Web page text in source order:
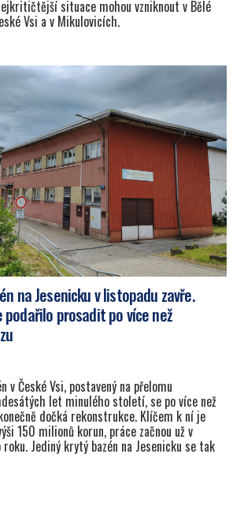
situace mohou vzniknout v Bělé
Vsi a v Mikulovicích.
na Jesenicku v listopadu zavře.
prosadit po více než
v České Vsi, postavený na přelomu
let minulého století, se po více než
dočká rekonstrukce. Klíčem k ní je
150 milionů korun, práce začnou už v
Jediný krytý bazén na Jesenicku se tak